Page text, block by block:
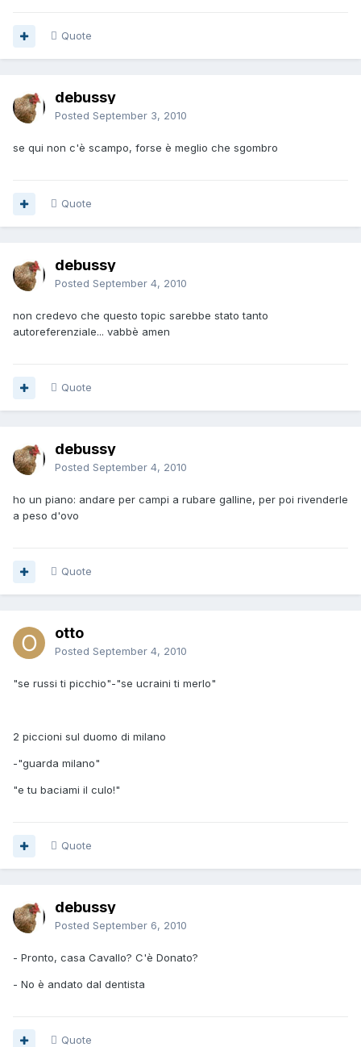
Quote
debussy
Posted September 3, 2010
se qui non c'è scampo, forse è meglio che sgombro
Quote
debussy
Posted September 4, 2010
non credevo che questo topic sarebbe stato tanto
autoreferenziale... vabbè amen
Quote
debussy
Posted September 4, 2010
ho un piano: andare per campi a rubare galline, per poi rivenderle
a peso d'ovo
Quote
otto
Posted September 4, 2010
"se russi ti picchio"-"se ucraini ti merlo"
2 piccioni sul duomo di milano
-"guarda milano"
"e tu baciami il culo!"
Quote
debussy
Posted September 6, 2010
- Pronto, casa Cavallo? C'è Donato?
- No è andato dal dentista
Quote